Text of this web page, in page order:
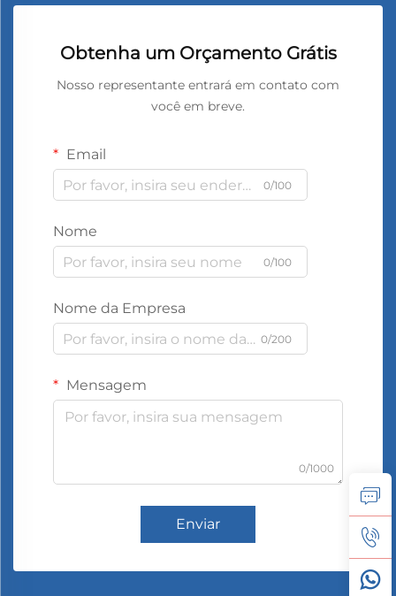
Obtenha um Orçamento Grátis
Nosso representante entrará em contato com
você em breve.
Email
0/100
Nome
0/100
Nome da Empresa
0/200
Mensagem
0/1000
Enviar